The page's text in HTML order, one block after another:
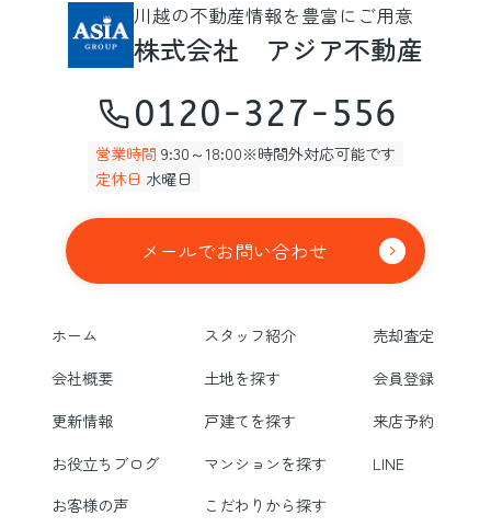
川越の不動産情報を豊富にご用意
株式会社 アジア不動産
0120-327-556
営業時間 9:30～18:00※時間外対応可能です
定休日 水曜日
メールでお問い合わせ
ホーム スタッフ紹介
売却査定
会社概要
土地を探す
会員登録
更新情報
戸建てを探す
来店予約
お役立ちブログ
マンションを探す
LINE
お客様の声
こだわりから探す